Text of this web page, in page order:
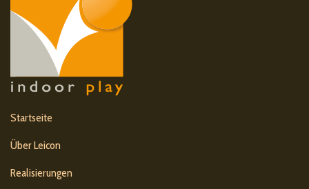
Startseite
Über Leicon
Realisierungen